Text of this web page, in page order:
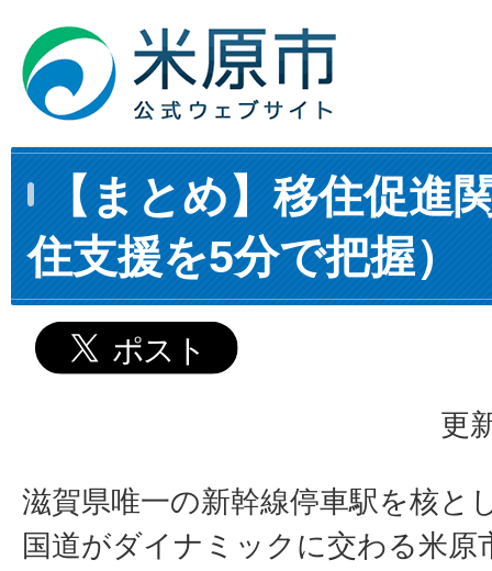
【まとめ】移住促進
住支援を5分で把握）
更
滋賀県唯一の新幹線停車駅を核と
国道がダイナミックに交わる米原